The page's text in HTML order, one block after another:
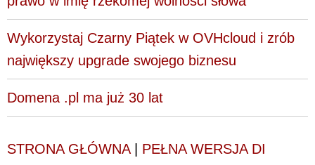
Wykorzystaj Czarny Piątek w OVHcloud i zrób
największy upgrade swojego biznesu
Domena .pl ma już 30 lat
STRONA GŁÓWNA| PEŁNA WERSJA DI